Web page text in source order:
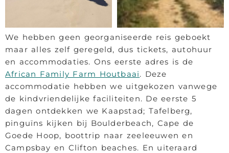
We hebben geen georganiseerde reis geboekt
maar alles zelf geregeld, dus tickets, autohuur
en accommodaties. Ons eerste adres is de
African Family Farm Houtbaai. Deze
accommodatie hebben we uitgekozen vanwege
de kindvriendelijke faciliteiten. De eerste 5
dagen ontdekken we Kaapstad; Tafelberg,
pinguïns kijken bij Boulderbeach, Cape de
Goede Hoop, boottrip naar zeeleeuwen en
Campsbay en Clifton beaches. En uiteraard